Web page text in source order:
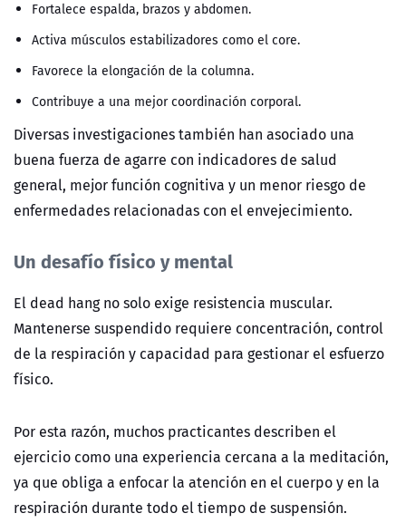
Fortalece espalda, brazos y abdomen.
Activa músculos estabilizadores como el core.
Favorece la elongación de la columna.
Contribuye a una mejor coordinación corporal.
Diversas investigaciones también han asociado una
buena fuerza de agarre con indicadores de salud
general, mejor función cognitiva y un menor riesgo de
enfermedades relacionadas con el envejecimiento.
Un desafío físico y mental
El dead hang no solo exige resistencia muscular.
Mantenerse suspendido requiere concentración, control
de la respiración y capacidad para gestionar el esfuerzo
físico.
Por esta razón, muchos practicantes describen el
ejercicio como una experiencia cercana a la meditación,
ya que obliga a enfocar la atención en el cuerpo y en la
respiración durante todo el tiempo de suspensión.